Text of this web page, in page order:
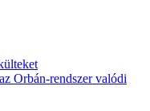
Orbán-rendszer valódi